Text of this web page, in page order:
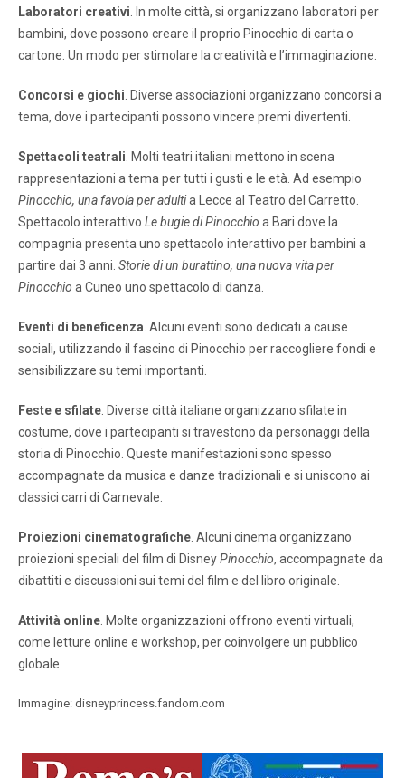
Laboratori creativi . In molte città, si organizzano laboratori per
bambini, dove possono creare il proprio Pinocchio di carta o
cartone. Un modo per stimolare la creatività e l’immaginazione.
Concorsi e giochi . Diverse associazioni organizzano concorsi a
tema, dove i partecipanti possono vincere premi divertenti.
Spettacoli teatrali . Molti teatri italiani mettono in scena
rappresentazioni a tema per tutti i gusti e le età. Ad esempio
Pinocchio, una favola per adultia Lecce al Teatro del Carretto.
Spettacolo interattivo Le bugie di Pinocchio a Bari dove la
compagnia presenta uno spettacolo interattivo per bambini a
partire dai 3 anni. Storie di un burattino, una nuova vita per
Pinocchio a Cuneo uno spettacolo di danza.
Eventi di beneficenza . Alcuni eventi sono dedicati a cause
sociali, utilizzando il fascino di Pinocchio per raccogliere fondi e
sensibilizzare su temi importanti.
Feste e sfilate . Diverse città italiane organizzano sfilate in
costume, dove i partecipanti si travestono da personaggi della
storia di Pinocchio. Queste manifestazioni sono spesso
accompagnate da musica e danze tradizionali e si uniscono ai
classici carri di Carnevale.
Proiezioni cinematografiche . Alcuni cinema organizzano
proiezioni speciali del film di DisneyPinocchio, accompagnate da
dibattiti e discussioni sui temi del film e del libro originale.
Attività online . Molte organizzazioni offrono eventi virtuali,
come letture online e workshop, per coinvolgere un pubblico
globale.
Immagine: disneyprincess.fandom.com